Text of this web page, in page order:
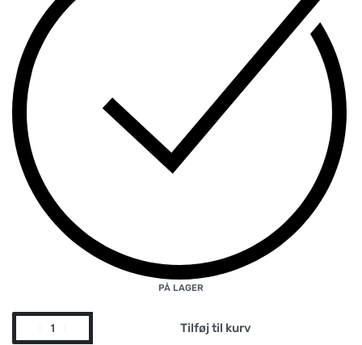
PÅ LAGER
Tilføj til kurv